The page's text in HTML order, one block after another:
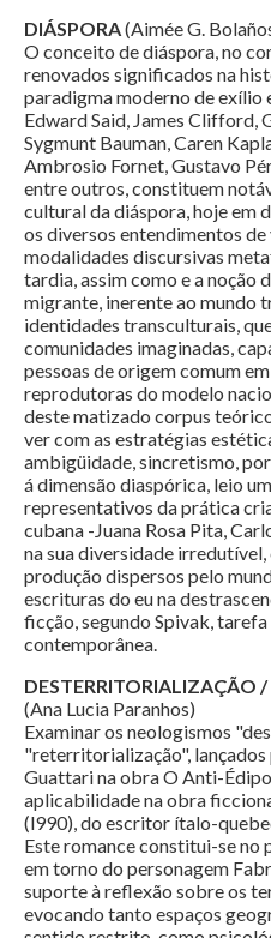
DIÁSPORA(Aimée G.
O conceito de diáspora, no
renovados significados na
paradigma moderno de exílio
Edward Said, James Clifford,
Sygmunt Bauman, Caren
Ambrosio Fornet, Gustavo
entre outros, constituem
cultural da diáspora, hoje em
os diversos entendimentos
modalidades discursivas
tardia, assim como e a noção
migrante, inerente ao mundo
identidades transculturais,
comunidades imaginadas,
pessoas de origem comum
reprodutoras do modelo
deste matizado corpus
ver com as estratégias
ambigüidade, sincretismo,
á dimensão diaspórica, leio
representativos da prática
cubana -Juana Rosa Pita,
na sua diversidade
produção dispersos pelo
escrituras do eu na
ficção, segundo Spivak,
contemporânea.
DESTERRITORIALIZAÇÃO
(Ana Lucia Paranhos)
Examinar os neologismos
"reterritorialização", lançados
Guattari na obra O Anti-
aplicabilidade na obra
(l990), do escritor ítalo-
Este romance constitui-se
em torno do personagem
suporte à reflexão sobre os
evocando tanto espaços